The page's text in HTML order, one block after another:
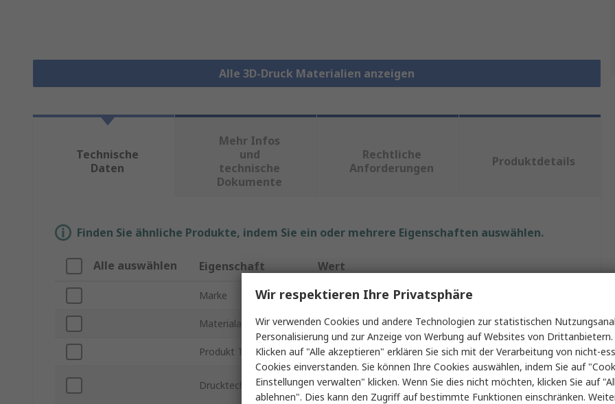
Alle 3D-Druck Materialien anzeigen
Technische
Daten
Mehr Infos
und
technische
Dokumente
Rechtliche
Anforderungen
Produktdetails
Finden Sie ähnliche Produkte, indem Sie ein oder mehrere Eigenschaften auswählen.
Alle auswählen Eigenschaft Wert
Marke RS PRO
Materialart Polymilchsäure
Produkt Typ 3D-Drucker Filament
Drucktechnik
Fused Filament Fabrication (FFF), Fused Deposition
Modeling (FDM)
Wir respektieren Ihre Privatsphäre
Wir verwenden Cookies und andere Technologien zur statistischen
Personalisierung und zur Anzeige von Werbung auf Websites von
Klicken auf "Alle akzeptieren" erklären Sie sich mit der Verarbeitung von nicht-
Cookies einverstanden. Sie können Ihre Cookies auswählen, indem Sie auf
Einstellungen verwalten" klicken. Wenn Sie dies nicht möchten, klicken Sie auf
ablehnen". Dies kann den Zugriff auf bestimmte Funktionen einschränken.